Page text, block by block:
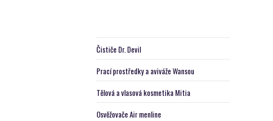
Čističe Dr. Devil
Prací prostředky a aviváže Wansou
Tělová a vlasová kosmetika Mitia
Osvěžovače Air menline